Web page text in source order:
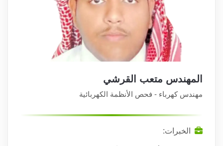
المهندس متعب القرشي
مهندس كهرباء - فحص الأنظمة الكهربائية
الخبرات: